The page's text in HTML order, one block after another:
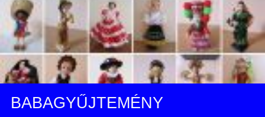
BABAGYŰJTEMÉNY